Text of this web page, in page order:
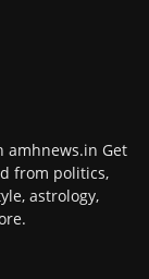
amhnews.in Get
from politics,
astrology,